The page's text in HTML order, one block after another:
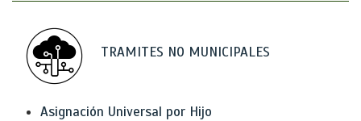
TRAMITES NO MUNICIPALES
Asignación Universal por Hijo